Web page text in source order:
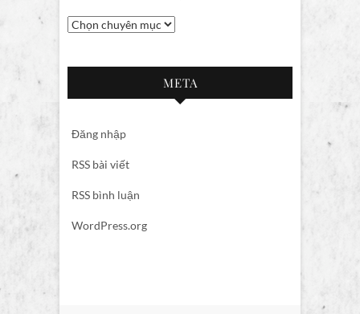
Chuyên
META
Đăng nhập
RSS bài viết
RSS bình luận
WordPress.org